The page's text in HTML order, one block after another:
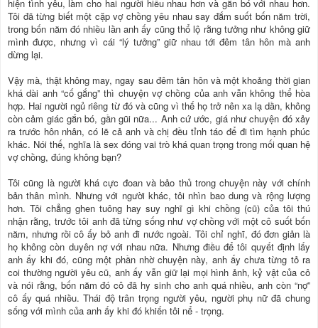
hiện tình yêu, làm cho hai người hiểu nhau hơn và gắn bó với nhau hơn.
Tôi đã từng biết một cặp vợ chồng yêu nhau say đắm suốt bốn năm trời,
trong bốn năm đó nhiều lần anh ấy cũng thổ lộ rằng tưởng như không giữ
mình được, nhưng vì cái “lý tưởng” giữ nhau tới đêm tân hôn mà anh
dừng lại.
Vậy mà, thật không may, ngay sau đêm tân hôn và một khoảng thời gian
khá dài anh “cố gắng” thì chuyện vợ chồng của anh vẫn không thể hòa
hợp. Hai người ngủ riêng từ đó và cũng vì thế họ trở nên xa lạ dần, không
còn cảm giác gắn bó, gần gũi nữa... Anh cứ ước, giá như chuyện đó xảy
ra trước hôn nhân, có lẽ cả anh và chị đều tỉnh táo để đi tìm hạnh phúc
khác. Nói thế, nghĩa là sex đóng vai trò khá quan trọng trong mối quan hệ
vợ chồng, đúng không bạn?
Tôi cũng là người khá cực đoan và bảo thủ trong chuyện này với chính
bản thân mình. Nhưng với người khác, tôi nhìn bao dung và rộng lượng
hơn. Tôi chẳng ghen tuông hay suy nghĩ gì khi chồng (cũ) của tôi thú
nhận rằng, trước tôi anh đã từng sống như vợ chồng với một cô suốt bốn
năm, nhưng rồi cô ấy bỏ anh đi nước ngoài. Tôi chỉ nghĩ, đó đơn giản là
họ không còn duyên nợ với nhau nữa. Nhưng điều để tôi quyết định lấy
anh ấy khi đó, cũng một phần nhờ chuyện này, anh ấy chưa từng tỏ ra
coi thường người yêu cũ, anh ấy vẫn giữ lại mọi hình ảnh, kỷ vật của cô
và nói rằng, bốn năm đó cô đã hy sinh cho anh quá nhiều, anh còn “nợ”
cô ấy quá nhiều. Thái độ trân trọng người yêu, người phụ nữ đã chung
sống với mình của anh ấy khi đó khiến tôi nể - trọng.